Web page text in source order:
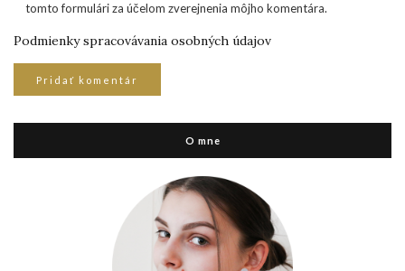
tomto formulári za účelom zverejnenia môjho komentára.
Podmienky spracovávania osobných údajov
O mne